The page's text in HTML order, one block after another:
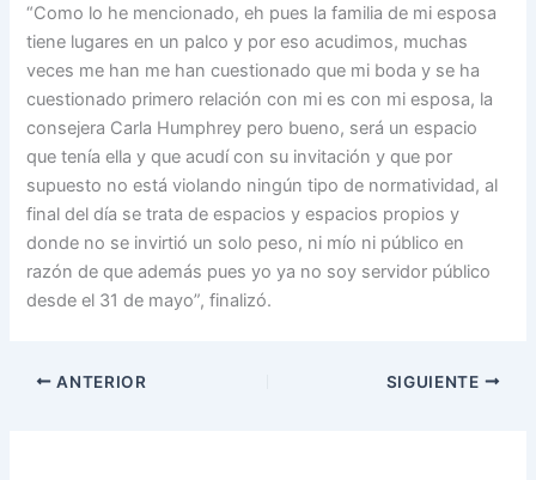
“Como lo he mencionado, eh pues la familia de mi esposa
tiene lugares en un palco y por eso acudimos, muchas
veces me han me han cuestionado que mi boda y se ha
cuestionado primero relación con mi es con mi esposa, la
consejera Carla Humphrey pero bueno, será un espacio
que tenía ella y que acudí con su invitación y que por
supuesto no está violando ningún tipo de normatividad, al
final del día se trata de espacios y espacios propios y
donde no se invirtió un solo peso, ni mío ni público en
razón de que además pues yo ya no soy servidor público
desde el 31 de mayo”, finalizó.
ANTERIOR SIGUIENTE